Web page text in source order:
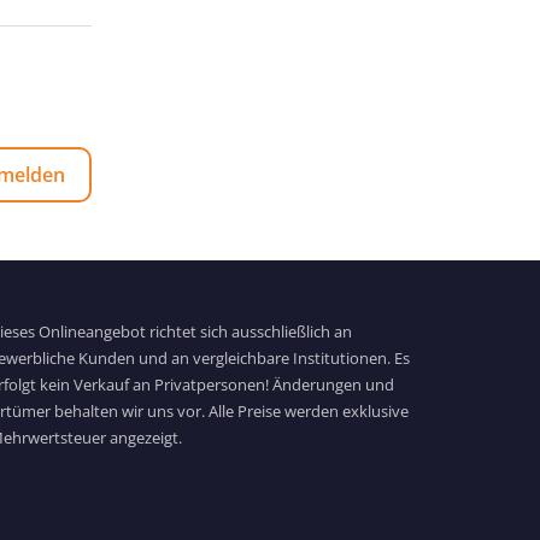
Onlineangebot richtet sich ausschließlich an
Kunden und an vergleichbare Institutionen. Es
kein Verkauf an Privatpersonen! Änderungen und
behalten wir uns vor. Alle Preise werden exklusive
angezeigt.